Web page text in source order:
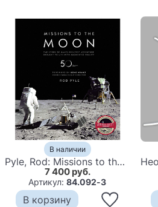
В наличии
Pyle, Rod: Missions to the moon
7 400 руб.
Артикул:84.092-3
В корзину